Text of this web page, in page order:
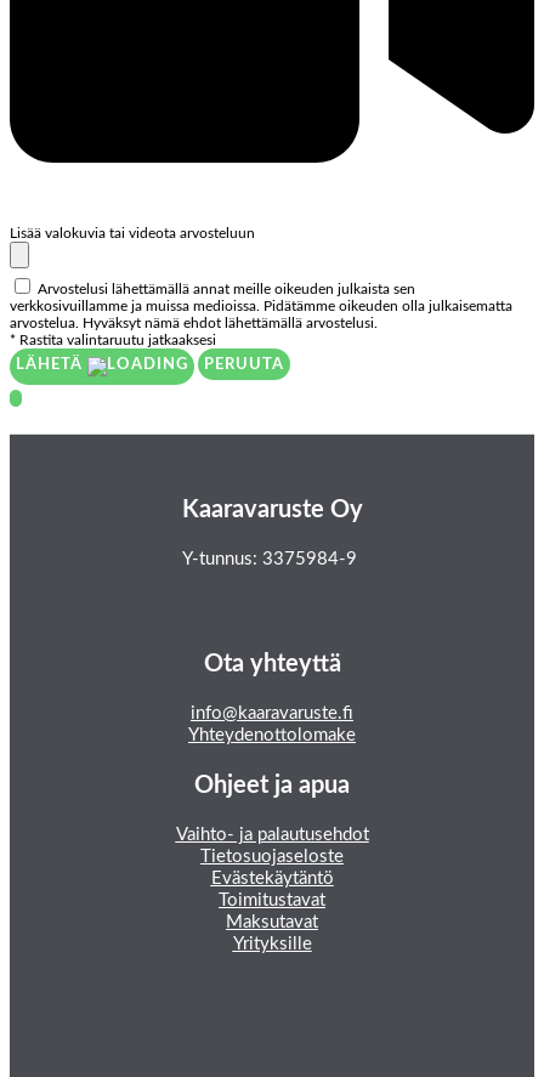
Lisää valokuvia tai videota arvosteluun
Arvostelusi lähettämällä annat meille oikeuden julkaista sen
verkkosivuillamme ja muissa medioissa. Pidätämme oikeuden olla julkaisematta
arvostelua. Hyväksyt nämä ehdot lähettämällä arvostelusi.
* Rastita valintaruutu jatkaaksesi
LÄHETÄ
PERUUTA
Kaaravaruste Oy
Y-tunnus: 3375984-9
Ota yhteyttä
info@kaaravaruste.fi
Yhteydenottolomake
Ohjeet ja apua
Vaihto- ja palautusehdot
Tietosuojaseloste
Evästekäytäntö
Toimitustavat
Maksutavat
Yrityksille